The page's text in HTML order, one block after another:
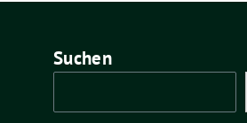
Suchen